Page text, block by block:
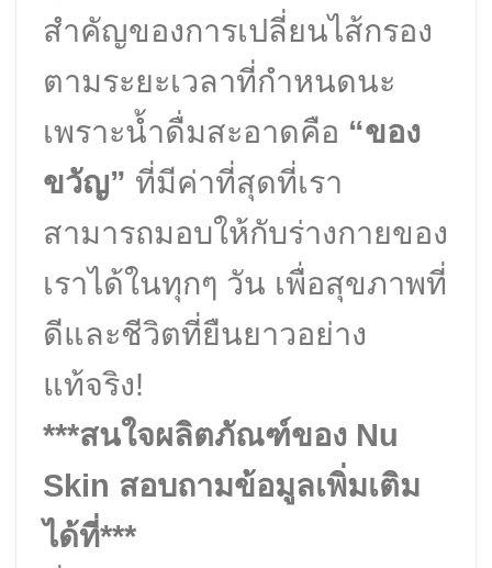
สำคัญของการเปลี่ยนไส้กรอง
ตามระยะเวลาที่กำหนดนะ
เพราะน้ำดื่มสะอาดคือ “ของ
ขวัญ” ที่มีค่าที่สุดที่เรา
สามารถมอบให้กับร่างกายของ
เราได้ในทุกๆ วัน เพื่อสุขภาพที่
ดีและชีวิตที่ยืนยาวอย่าง
แท้จริง!
***สนใจผลิตภัณฑ์ของ Nu
Skin สอบถามข้อมูลเพิ่มเติม
ได้ที่***